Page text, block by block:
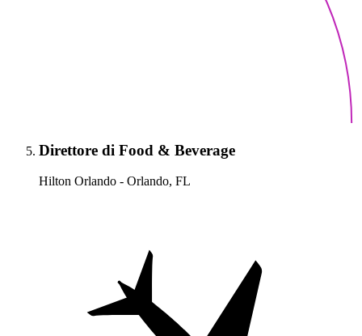
Direttore di Food & Beverage
Hilton Orlando - Orlando, FL